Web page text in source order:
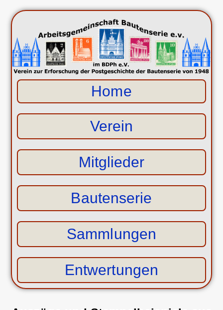
Home
Verein
Mitglieder
Bautenserie
Sammlungen
Entwertungen